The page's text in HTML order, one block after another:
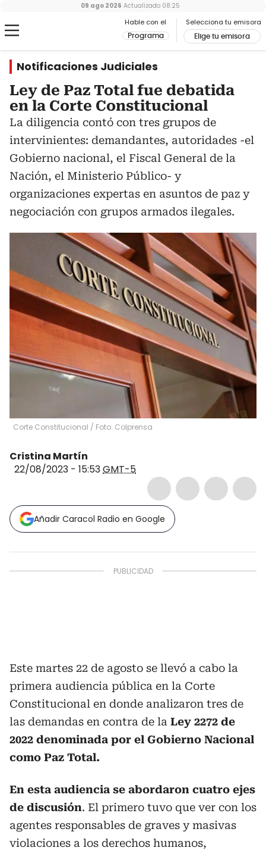
Hable con el
Programa
Selecciona tu emisora
Elige tu emisora
09 ago 2026 Actualizado 08:25
Notificaciones Judiciales
Ley de Paz Total fue debatida
en la Corte Constitucional
La diligencia contó con tres grupos de
intervinientes: demandantes, autoridades -el
Gobierno nacional, el Fiscal General de la
Nación, el Ministerio Público- y
organizaciones expertas en asuntos de paz y
negociación con grupos armados ilegales.
Corte Constitucional / Foto: Colprensa
Cristina Martín
22/08/2023 - 15:53GMT-5
Añadir Caracol Radio en Google
Este martes 22 de agosto se llevó a cabo la
primera audiencia pública en la Corte
Constitucional en donde analizaron tres de
las demandas en contra de la Ley 2272 de
2022 denominada por el Gobierno Nacional
como Paz Total.
En esta audiencia se abordaron cuatro ejes
de discusión. El primero tuvo que ver con los
agentes responsables de graves y masivas
violaciones a los derechos humanos,